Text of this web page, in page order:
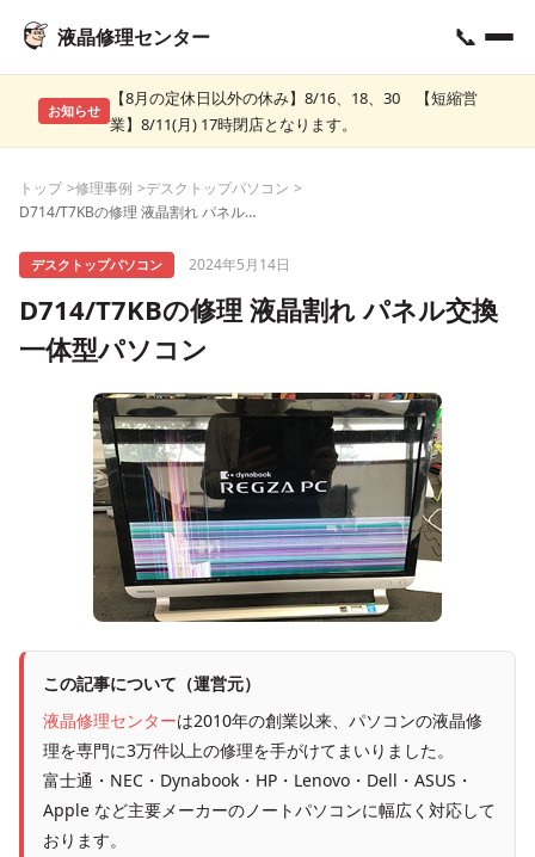
液晶修理センター 📞
お知らせ
【8月の定休日以外の休み】8/16、18、30 【短縮営
業】8/11(月) 17時閉店となります。
トップ 修理事例
デスクトップパソコン
D714/T7KBの修理 液晶割れ パネル交換 一体型パソコン
デスクトップパソコン 2024年5月14日
D714/T7KBの修理 液晶割れ パネル交換
一体型パソコン
この記事について（運営元）
液晶修理センターは2010年の創業以来、パソコンの液晶修
理を専門に3万件以上の修理を手がけてまいりました。
富士通・NEC・Dynabook・HP・Lenovo・Dell・ASUS・
Apple など主要メーカーのノートパソコンに幅広く対応して
おります。